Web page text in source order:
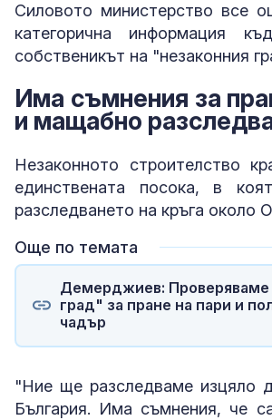
Силовото министерство все
категорична информация
собственикът на "незаконния
Има съмнения за
и мащабно
Незаконното строителство
единствената посока, в
разследването на кръга около
Още по темата
Демерджиев: Проверяваме
град" за пране на пари и
чадър
"Ние ще разследваме изцяло
България. Има съмнения, че